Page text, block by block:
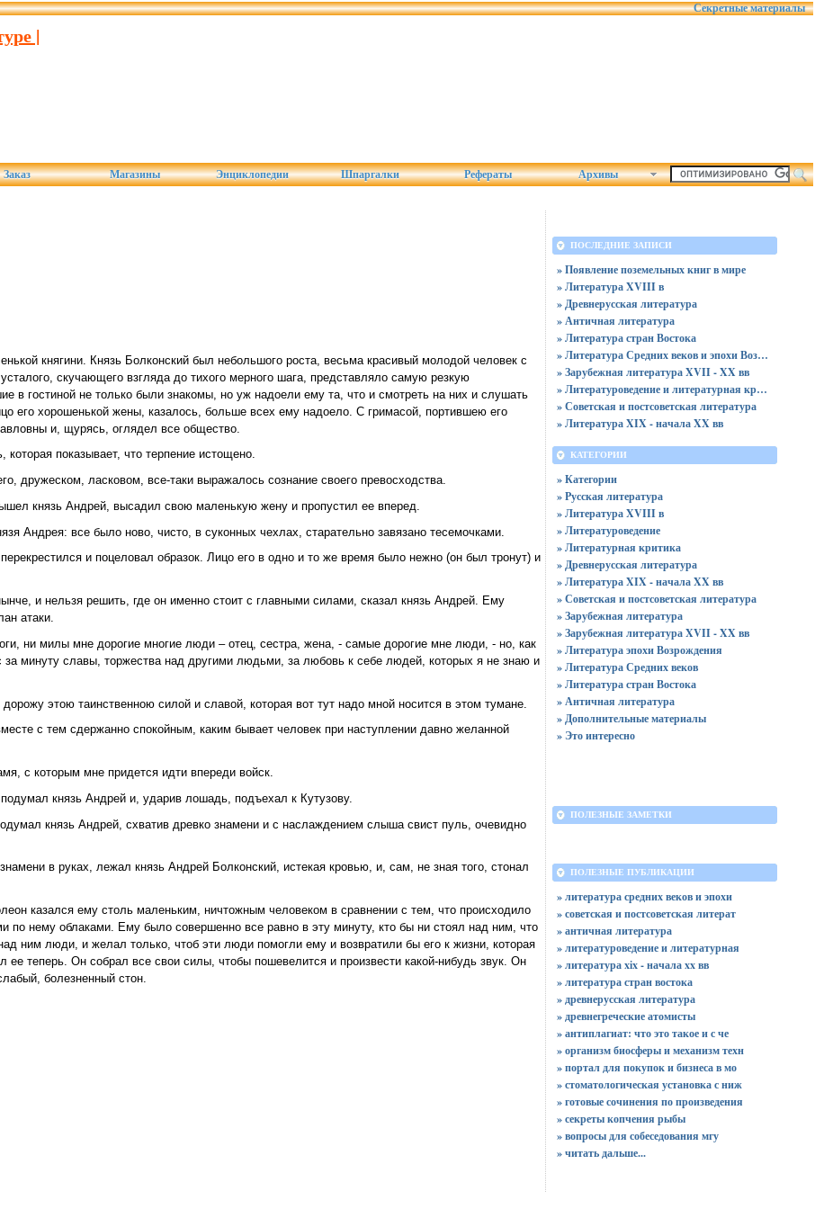
Секретные материалы
|
Заказ Магазины Энциклопедии Шпаргалки Рефераты Архивы
княгини. Князь Болконский был небольшого роста, весьма красивый молодой человек с
скучающего взгляда до тихого мерного шага, представляло самую резкую
в гостиной не только были знакомы, но уж надоели ему та, что и смотреть на них и слушать
его хорошенькой жены, казалось, больше всех ему надоело. С гримасой, портившею его
и, щурясь, оглядел все общество.
показывает, что терпение истощено.
дружеском, ласковом, все-таки выражалось сознание своего превосходства.
князь Андрей, высадил свою маленькую жену и пропустил ее вперед.
Андрея: все было ново, чисто, в суконных чехлах, старательно завязано тесемочками.
и поцеловал образок. Лицо его в одно и то же время было нежно (он был тронут) и
и нельзя решить, где он именно стоит с главными силами, сказал князь Андрей. Ему
атаки.
ни милы мне дорогие многие люди – отец, сестра, жена, - самые дорогие мне люди, - но, как
за минуту славы, торжества над другими людьми, за любовь к себе людей, которых я не знаю и
этою таинственною силой и славой, которая вот тут надо мной носится в этом тумане.
с тем сдержанно спокойным, каким бывает человек при наступлении давно желанной
с которым мне придется идти впереди войск.
князь Андрей и, ударив лошадь, подъехал к Кутузову.
князь Андрей, схватив древко знамени и с наслаждением слыша свист пуль, очевидно
в руках, лежал князь Андрей Болконский, истекая кровью, и, сам, не зная того, стонал
казался ему столь маленьким, ничтожным человеком в сравнении с тем, что происходило
нему облаками. Ему было совершенно все равно в эту минуту, кто бы ни стоял над ним, что
ним люди, и желал только, чтоб эти люди помогли ему и возвратили бы его к жизни, которая
ее теперь. Он собрал все свои силы, чтобы пошевелится и произвести какой-нибудь звук. Он
болезненный стон.
ПОСЛЕДНИЕ ЗАПИСИ
» Появление поземельных книг в мире
» Литература XVIII в
» Древнерусская литература
» Античная литература
» Литература стран Востока
» Литература Средних веков и эпохи Возрождения
» Зарубежная литература XVII - XX вв
» Литературоведение и литературная критика
» Советская и постсоветская литература
» Литература XIX - начала XX вв
КАТЕГОРИИ
» Категории
» Русская литература
» Литература XVIII в
» Литературоведение
» Литературная критика
» Древнерусская литература
» Литература XIX - начала XX вв
» Советская и постсоветская литература
» Зарубежная литература
» Зарубежная литература XVII - XX вв
» Литература эпохи Возрождения
» Литература Средних веков
» Литература стран Востока
» Античная литература
» Дополнительные материалы
» Это интересно
ПОЛЕЗНЫЕ ЗАМЕТКИ
ПОЛЕЗНЫЕ ПУБЛИКАЦИИ
» литература средних веков и эпохи
» советская и постсоветская литерат
» античная литература
» литературоведение и литературная
» литература xix - начала xx вв
» литература стран востока
» древнерусская литература
» древнегреческие атомисты
» антиплагиат: что это такое и с че
» организм биосферы и механизм техн
» портал для покупок и бизнеса в мо
» стоматологическая установка с ниж
» готовые сочинения по произведения
» секреты копчения рыбы
» вопросы для собеседования мгу
»читать дальше...